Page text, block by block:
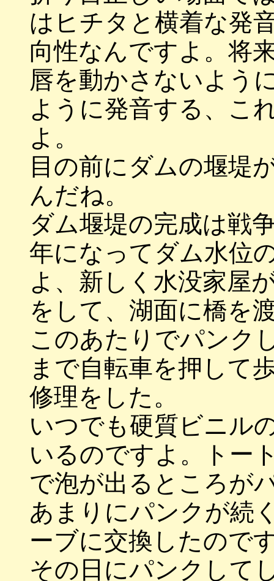
はヒチタと横着な発
向性なんですよ。将
唇を動かさないよう
ように発音する、こ
よ。
目の前にダムの堰堤
んだね。
ダム堰堤の完成は戦
年になってダム水位
よ、新しく水没家屋
をして、湖面に橋を
このあたりでパンク
まで自転車を押して
修理をした。
いつでも硬質ビニル
いるのですよ。トー
で泡が出るところが
あまりにパンクが続
ーブに交換したので
その日にパンクして